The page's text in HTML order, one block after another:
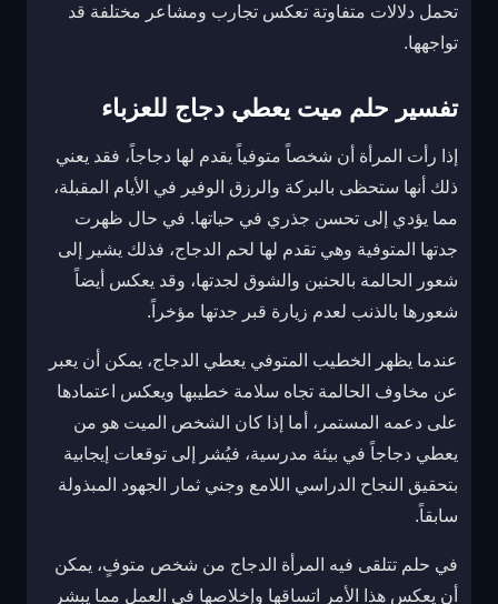
تحمل دلالات متفاوتة تعكس تجارب ومشاعر مختلفة قد
تواجهها.
تفسير حلم ميت يعطي دجاج للعزباء
إذا رأت المرأة أن شخصاً متوفياً يقدم لها دجاجاً، فقد يعني
ذلك أنها ستحظى بالبركة والرزق الوفير في الأيام المقبلة،
مما يؤدي إلى تحسن جذري في حياتها. في حال ظهرت
جدتها المتوفية وهي تقدم لها لحم الدجاج، فذلك يشير إلى
شعور الحالمة بالحنين والشوق لجدتها، وقد يعكس أيضاً
شعورها بالذنب لعدم زيارة قبر جدتها مؤخراً.
عندما يظهر الخطيب المتوفي يعطي الدجاج، يمكن أن يعبر
عن مخاوف الحالمة تجاه سلامة خطيبها ويعكس اعتمادها
على دعمه المستمر، أما إذا كان الشخص الميت هو من
يعطي دجاجاً في بيئة مدرسية، فيُشر إلى توقعات إيجابية
بتحقيق النجاح الدراسي اللامع وجني ثمار الجهود المبذولة
سابقاً.
في حلم تتلقى فيه المرأة الدجاج من شخص متوفٍ، يمكن
أن يعكس هذا الأمر اتساقها وإخلاصها في العمل مما يبشر